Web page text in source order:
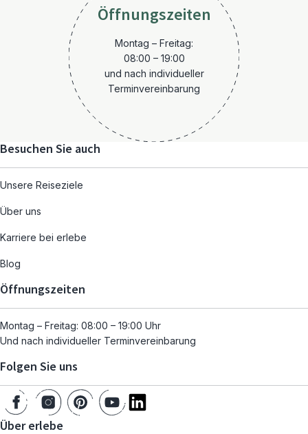
Öffnungszeiten
Montag – Freitag:
08:00 – 19:00
und nach individueller
Terminvereinbarung
Besuchen Sie auch
Unsere Reiseziele
Über uns
Karriere bei erlebe
Blog
Öffnungszeiten
Montag – Freitag: 08:00 – 19:00 Uhr
Und nach individueller Terminvereinbarung
Folgen Sie uns
Über erlebe